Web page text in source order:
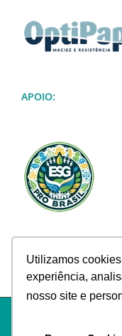
Utilizamos
experiência,
nosso site e
APOIO: